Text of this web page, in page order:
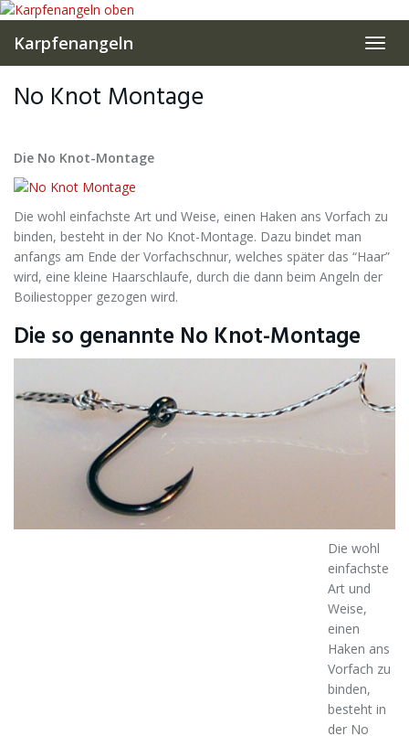
Skip
main
content
Karpfenangeln
No Knot Montage
Die No Knot-Montage
Die wohl einfachste Art und Weise, einen Haken ans Vorfach zu
binden, besteht in der No Knot-Montage. Dazu bindet man
anfangs am Ende der Vorfachschnur, welches später das “Haar”
wird, eine kleine Haarschlaufe, durch die dann beim Angeln der
Boiliestopper gezogen wird.
Die so genannte No Knot-Montage
Die wohl
einfachste
Art und
Weise,
einen
Haken ans
Vorfach zu
binden,
besteht in
der No